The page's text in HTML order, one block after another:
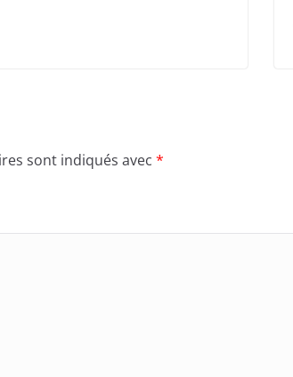
sont indiqués avec *